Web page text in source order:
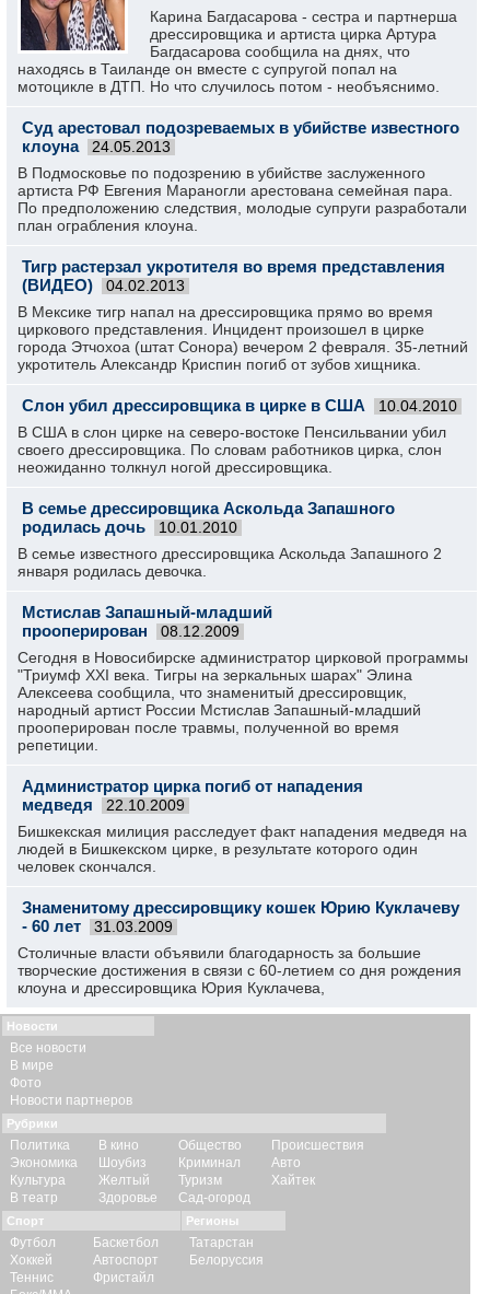
Карина Багдасарова - сестра и партнерша
дрессировщика и артиста цирка Артура
Багдасарова сообщила на днях, что
находясь в Таиланде он вместе с супругой попал на
мотоцикле в ДТП. Но что случилось потом - необъяснимо.
Суд арестовал подозреваемых в убийстве известного
клоуна
24.05.2013
В Подмосковье по подозрению в убийстве заслуженного
артиста РФ Евгения Мараногли арестована семейная пара.
По предположению следствия, молодые супруги разработали
план ограбления клоуна.
Тигр растерзал укротителя во время представления
(ВИДЕО)
04.02.2013
В Мексике тигр напал на дрессировщика прямо во время
циркового представления. Инцидент произошел в цирке
города Этчохоа (штат Сонора) вечером 2 февраля. 35-летний
укротитель Александр Криспин погиб от зубов хищника.
Слон убил дрессировщика в цирке в США 10.04.2010
В США в слон цирке на северо-востоке Пенсильвании убил
своего дрессировщика. По словам работников цирка, слон
неожиданно толкнул ногой дрессировщика.
В семье дрессировщика Аскольда Запашного
родилась дочь
10.01.2010
В семье известного дрессировщика Аскольда Запашного 2
января родилась девочка.
Мстислав Запашный-младший
прооперирован
08.12.2009
Сегодня в Новосибирске администратор цирковой программы
"Триумф XXI века. Тигры на зеркальных шарах" Элина
Алексеева сообщила, что знаменитый дрессировщик,
народный артист России Мстислав Запашный-младший
прооперирован после травмы, полученной во время
репетиции.
Администратор цирка погиб от нападения
медведя
22.10.2009
Бишкекская милиция расследует факт нападения медведя на
людей в Бишкекском цирке, в результате которого один
человек скончался.
Знаменитому дрессировщику кошек Юрию Куклачеву
- 60 лет
31.03.2009
Столичные власти объявили благодарность за большие
творческие достижения в связи с 60-летием со дня рождения
клоуна и дрессировщика Юрия Куклачева,
Новости
Все новости
В мире
Фото
Новости партнеров
Рубрики
Политика
Экономика
Культура
В театр
В кино
Шоубиз
Желтый
Здоровье
Общество
Криминал
Туризм
Сад-огород
Происшествия
Авто
Хайтек
Спорт
Футбол
Хоккей
Теннис
Баскетбол
Автоспорт
Фристайл
Регионы
Татарстан
Белоруссия